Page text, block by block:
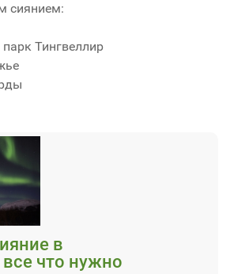
сиянием:
Тингвеллир
в
что нужно